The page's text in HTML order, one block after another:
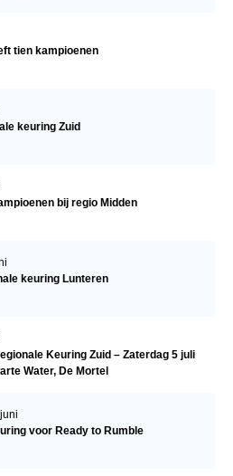
tien kampioenen
keuring Zuid
bij regio Midden
keuring Lunteren
Keuring Zuid – Zaterdag 5 juli
Water, De Mortel
voor Ready to Rumble